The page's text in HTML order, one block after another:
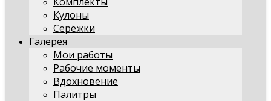
Кулоны
Серёжки
Галерея
Мои работы
Рабочие моменты
Вдохновение
Палитры